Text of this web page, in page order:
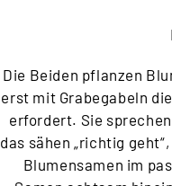
Die Beiden pflanzen
erst mit Grabegabeln
erfordert. Sie
das sähen „richtig
Blumensamen im